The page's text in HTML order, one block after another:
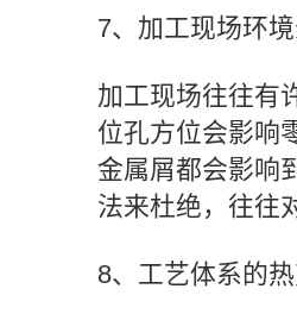
7、加工现场环
加工现场往往有
位孔方位会影响
金属屑都会影响
法来杜绝，往往
8、工艺体系的